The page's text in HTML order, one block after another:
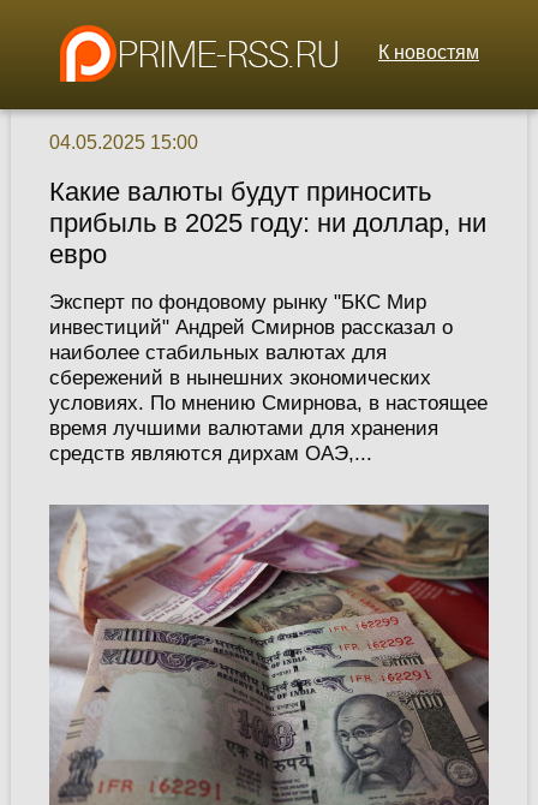
К новостям
04.05.2025 15:00
Какие валюты будут приносить
прибыль в 2025 году: ни доллар, ни
евро
Эксперт по фондовому рынку "БКС Мир
инвестиций" Андрей Смирнов рассказал о
наиболее стабильных валютах для
сбережений в нынешних экономических
условиях. По мнению Смирнова, в настоящее
время лучшими валютами для хранения
средств являются дирхам ОАЭ,...